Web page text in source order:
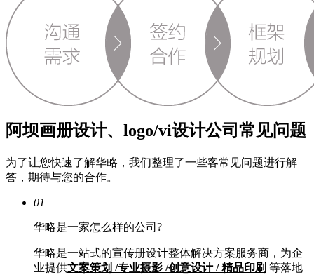
阿坝画册设计、logo/vi设计公司常见问题
为了让您快速了解华略，我们整理了一些客常见问题进行解
答，期待与您的合作。
01
华略是一家怎么样的公司?
华略是一站式的宣传册设计整体解决方案服务商，为企
业提供文案策划 /专业摄影 /创意设计 / 精品印刷 等落地